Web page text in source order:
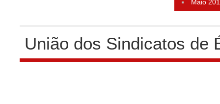
Maio
União dos Sindicatos de